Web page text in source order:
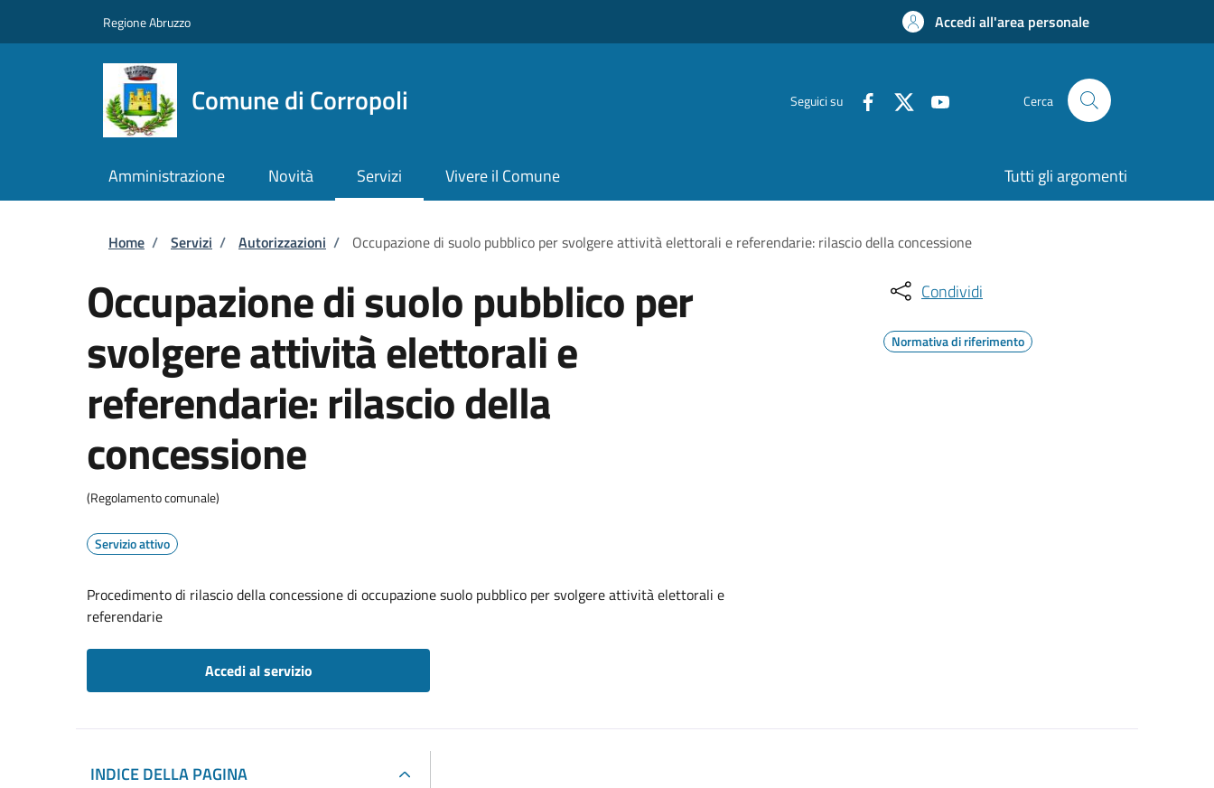
Regione Abruzzo Accedi all'area personale
Comune di Corropoli Seguici su Cerca
Amministrazione Novità Servizi Vivere il Comune Tutti gli argomenti
Briciole di pane
Home / Servizi / Autorizzazioni / Occupazione di suolo pubblico per svolgere attività elettorali e referendarie: rilascio della concessione
Occupazione di suolo pubblico per
svolgere attività elettorali e
referendarie: rilascio della
concessione
(Regolamento comunale)
Servizio attivo
Procedimento di rilascio della concessione di occupazione suolo pubblico per svolgere attività elettorali e
referendarie
Accedi al servizio
Condividi
Normativa di riferimento
INDICE DELLA PAGINA